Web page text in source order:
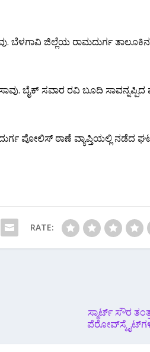
ಬೆಳಗಾವಿ ಜಿಲ್ಲೆಯ ರಾಮದುರ್ಗ
ಬೈಕ್ ಸವಾರ ರವಿ ಬೂದಿ ಸಾವನ್ನಪ್ಪಿದ
ಪೋಲಿಸ್ ಠಾಣೆ ವ್ಯಾಪ್ತಿಯಲ್ಲಿ ನಡೆದ
RATE:
ಸ್ಮಾರ್ಟ್ ಸೌರ